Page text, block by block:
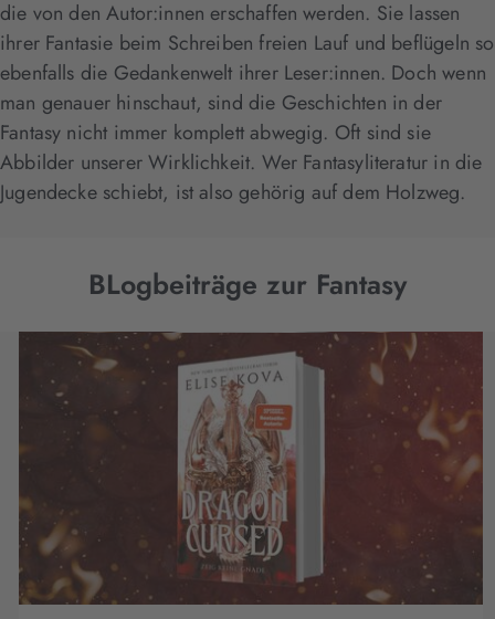
die von den Autor:innen erschaffen werden. Sie lassen
ihrer Fantasie beim Schreiben freien Lauf und beflügeln so
ebenfalls die Gedankenwelt ihrer Leser:innen. Doch wenn
man genauer hinschaut, sind die Geschichten in der
Fantasy nicht immer komplett abwegig. Oft sind sie
Abbilder unserer Wirklichkeit. Wer Fantasyliteratur in die
Jugendecke schiebt, ist also gehörig auf dem Holzweg.
BLogbeiträge zur Fantasy